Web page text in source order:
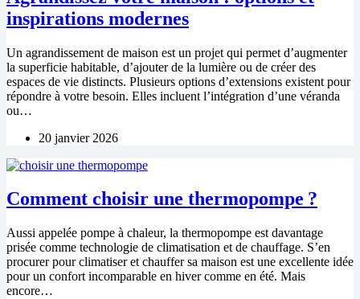
inspirations modernes
Un agrandissement de maison est un projet qui permet d’augmenter
la superficie habitable, d’ajouter de la lumière ou de créer des
espaces de vie distincts. Plusieurs options d’extensions existent pour
répondre à votre besoin. Elles incluent l’intégration d’une véranda
ou…
20 janvier 2026
Comment choisir une thermopompe ?
Aussi appelée pompe à chaleur, la thermopompe est davantage
prisée comme technologie de climatisation et de chauffage. S’en
procurer pour climatiser et chauffer sa maison est une excellente idée
pour un confort incomparable en hiver comme en été. Mais
encore…